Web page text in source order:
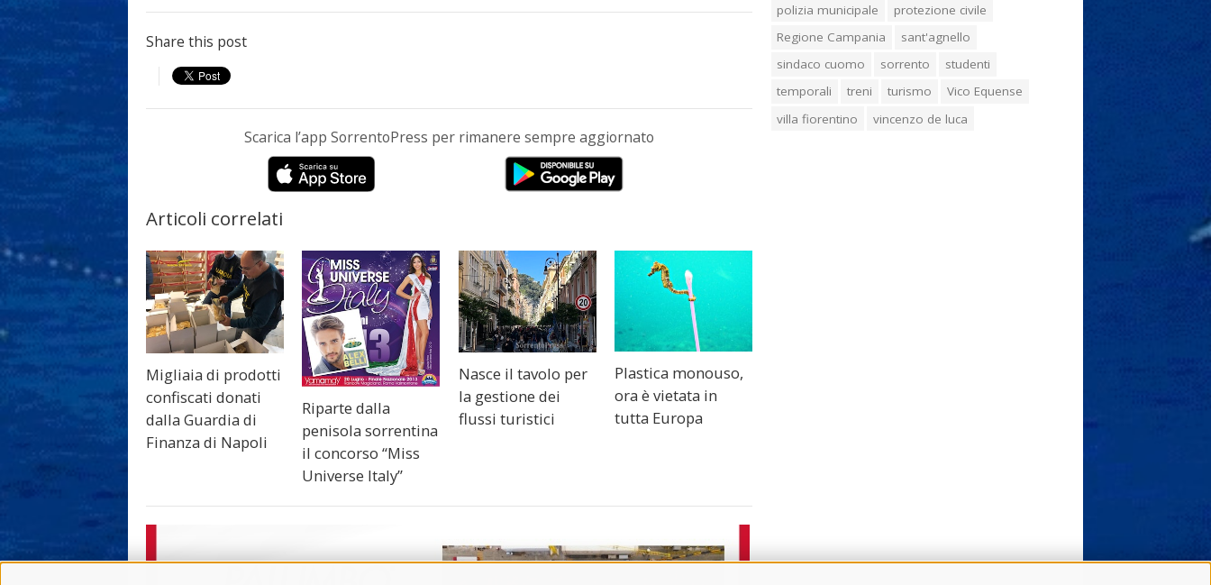
Share this post
Scarica l’app SorrentoPress per rimanere sempre aggiornato
Articoli correlati
Migliaia di prodotti
confiscati donati
dalla Guardia di
Finanza di Napoli
Riparte dalla
penisola sorrentina
il concorso “Miss
Universe Italy”
Nasce il tavolo per
la gestione dei
flussi turistici
Plastica monouso,
ora è vietata in
tutta Europa
polizia municipale
protezione civile
Regione Campania
sant'agnello
sindaco cuomo
sorrento
studenti
temporali
treni turismo
Vico Equense
villa fiorentino
vincenzo de luca